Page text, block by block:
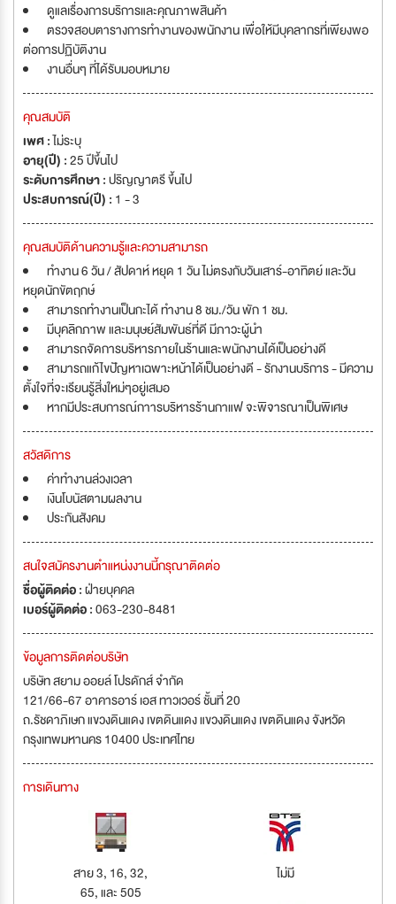
ดูแลเรื่องการบริการและคุณภาพสินค้า
ตรวจสอบตารางการทำงานของพนักงาน เพื่อให้มีบุคลากรที่เพียงพอ
ต่อการปฏิบัติงาน
งานอื่นๆ ที่ได้รับมอบหมาย
คุณสมบัติ
เพศ :ไม่ระบุ
อายุ(ปี) :25 ปีขึ้นไป
ระดับการศึกษา :ปริญญาตรี ขึ้นไป
ประสบการณ์(ปี) : 1 - 3
คุณสมบัติด้านความรู้และความสามารถ
ทำงาน 6 วัน / สัปดาห์ หยุด 1 วัน ไม่ตรงกับวันเสาร์-อาทิตย์ และวัน
หยุดนักขัตฤกษ์
สามารถทำงานเป็นกะได้ ทำงาน 8 ชม./วัน พัก 1 ชม.
มีบุคลิกภาพ และมนุษย์สัมพันธ์ที่ดี มีภาวะผู้นำ
สามารถจัดการบริหารภายในร้านและพนักงานได้เป็นอย่างดี
สามารถแก้ไขปัญหาเฉพาะหน้าได้เป็นอย่างดี - รักงานบริการ - มีความ
ตั้งใจที่จะเรียนรู้สิ่งใหม่ๆอยู่เสมอ
หากมีประสบการณ์กาารบริหารร้านกาแฟ จะพิจารณาเป็นพิเศษ
สวัสดิการ
ค่าทำงานล่วงเวลา
เงินโบนัสตามผลงาน
ประกันสังคม
สนใจสมัครงานตำแหน่งงานนี้กรุณาติดต่อ
ชื่อผู้ติดต่อ :ฝ่ายบุคคล
เบอร์ผู้ติดต่อ :063-230-8481
ข้อมูลการติดต่อบริษัท
บริษัท สยาม ออยล์ โปรดักส์ จำกัด
121/66-67 อาคารอาร์ เอส ทาวเวอร์ ชั้นที่ 20
ถ.รัชดาภิเษก แขวงดินแดง เขตดินแดง แขวงดินแดง เขตดินแดง จังหวัด
กรุงเทพมหานคร 10400 ประเทศไทย
การเดินทาง
สาย 3, 16, 32,
65, และ 505
ไม่มี